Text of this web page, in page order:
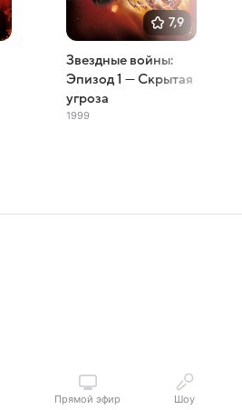
7,9
Звездные войны:
Эпизод 1 — Скрытая
угроза
1999
Прямой эфир Шоу